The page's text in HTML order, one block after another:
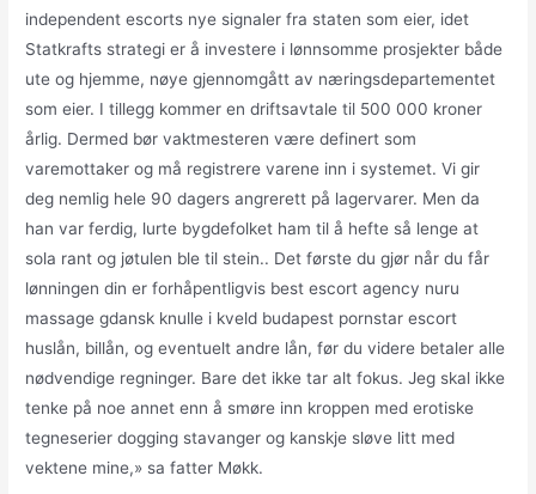
independent escorts nye signaler fra staten som eier, idet
Statkrafts strategi er å investere i lønnsomme prosjekter både
ute og hjemme, nøye gjennomgått av næringsdepartementet
som eier. I tillegg kommer en driftsavtale til 500 000 kroner
årlig. Dermed bør vaktmesteren være definert som
varemottaker og må registrere varene inn i systemet. Vi gir
deg nemlig hele 90 dagers angrerett på lagervarer. Men da
han var ferdig, lurte bygdefolket ham til å hefte så lenge at
sola rant og jøtulen ble til stein.. Det første du gjør når du får
lønningen din er forhåpentligvis best escort agency nuru
massage gdansk knulle i kveld budapest pornstar escort
huslån, billån, og eventuelt andre lån, før du videre betaler alle
nødvendige regninger. Bare det ikke tar alt fokus. Jeg skal ikke
tenke på noe annet enn å smøre inn kroppen med erotiske
tegneserier dogging stavanger og kanskje sløve litt med
vektene mine,» sa fatter Møkk.